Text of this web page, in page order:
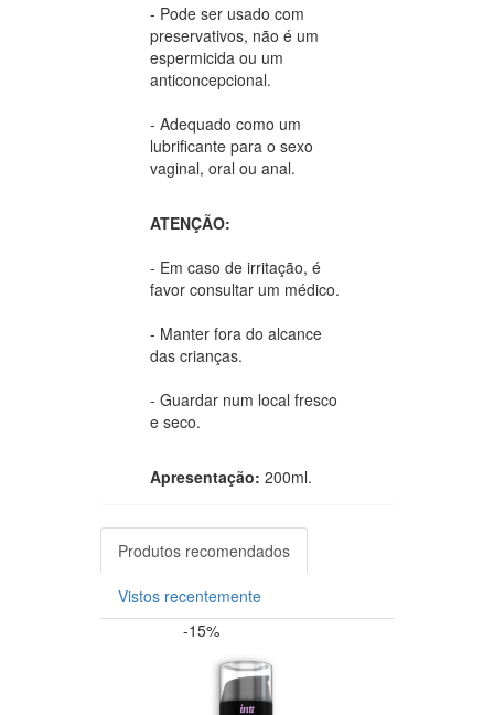
- Pode ser usado com
preservativos, não é um
espermicida ou um
anticoncepcional.
- Adequado como um
lubrificante para o sexo
vaginal, oral ou anal.
ATENÇÃO:
- Em caso de irritação, é
favor consultar um médico.
- Manter fora do alcance
das crianças.
- Guardar num local fresco
e seco.
Apresentação: 200ml.
Produtos recomendados
Vistos recentemente
-15%